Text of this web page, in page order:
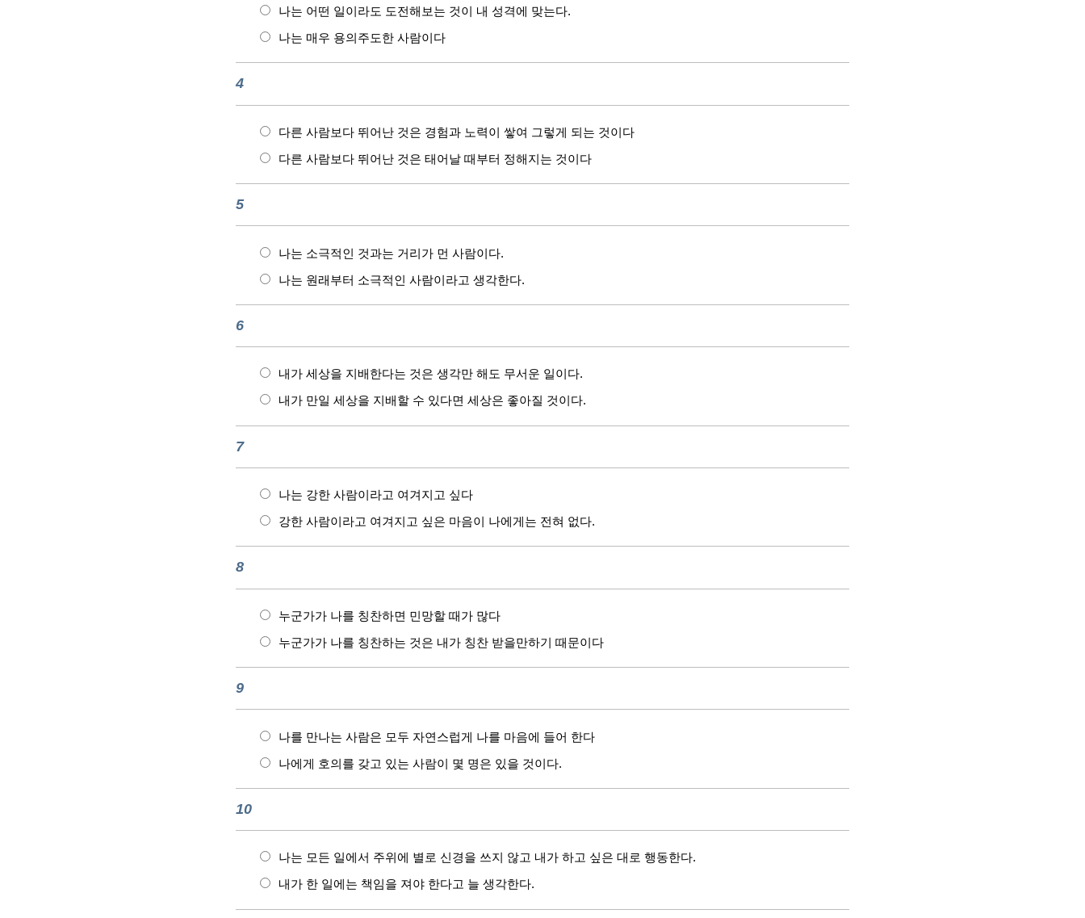
나는 어떤 일이라도 도전해보는 것이 내 성격에 맞는다.
나는 매우 용의주도한 사람이다
4
다른 사람보다 뛰어난 것은 경험과 노력이 쌓여 그렇게 되는 것이다
다른 사람보다 뛰어난 것은 태어날 때부터 정해지는 것이다
5
나는 소극적인 것과는 거리가 먼 사람이다.
나는 원래부터 소극적인 사람이라고 생각한다.
6
내가 세상을 지배한다는 것은 생각만 해도 무서운 일이다.
내가 만일 세상을 지배할 수 있다면 세상은 좋아질 것이다.
7
나는 강한 사람이라고 여겨지고 싶다
강한 사람이라고 여겨지고 싶은 마음이 나에게는 전혀 없다.
8
누군가가 나를 칭찬하면 민망할 때가 많다
누군가가 나를 칭찬하는 것은 내가 칭찬 받을만하기 때문이다
9
나를 만나는 사람은 모두 자연스럽게 나를 마음에 들어 한다
나에게 호의를 갖고 있는 사람이 몇 명은 있을 것이다.
10
나는 모든 일에서 주위에 별로 신경을 쓰지 않고 내가 하고 싶은 대로 행동한다.
내가 한 일에는 책임을 져야 한다고 늘 생각한다.